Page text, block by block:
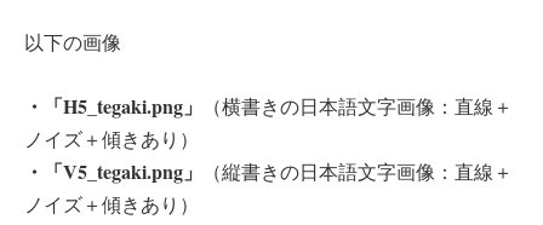
以下の画像
・「H5_tegaki.png」
（横書きの日本語文字画像：直線＋
ノイズ＋傾きあり）
・「V5_tegaki.png」
（縦書きの日本語文字画像：直線＋
ノイズ＋傾きあり）